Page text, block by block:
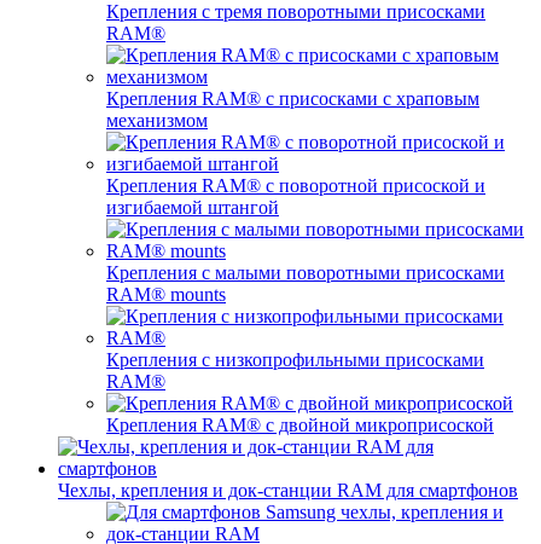
Крепления с тремя поворотными присосками
RAM®
Крепления RAM® с присосками с храповым
механизмом
Крепления RAM® с поворотной присоской и
изгибаемой штангой
Крепления с малыми поворотными присосками
RAM® mounts
Крепления с низкопрофильными присосками
RAM®
Крепления RAM® с двойной микроприсоской
Чехлы, крепления и док-станции RAM для смартфонов